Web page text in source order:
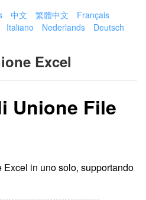
中文 繁體中文
Français
Italiano Nederlands
Deutsch
Excel
Unione File
in uno solo, supportando